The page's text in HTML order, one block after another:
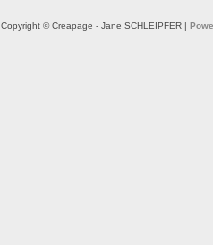
Copyright © Creapage - Jane SCHLEIPFER |